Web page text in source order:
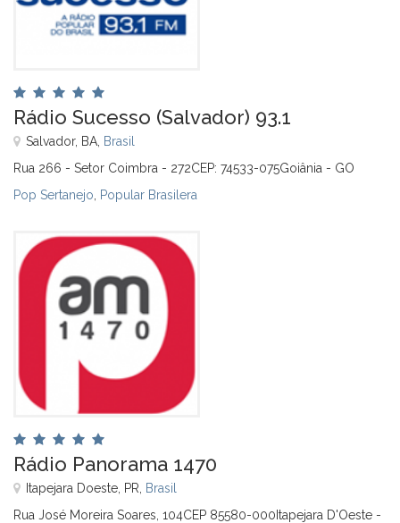
Rádio Sucesso (Salvador) 93.1
Salvador, BA, Brasil
Rua 266 - Setor Coimbra - 272CEP: 74533-075Goiânia - GO
Pop Sertanejo Popular Brasilera
Rádio Panorama 1470
Itapejara Doeste, PR, Brasil
Rua José Moreira Soares, 104CEP 85580-000Itapejara D'Oeste -